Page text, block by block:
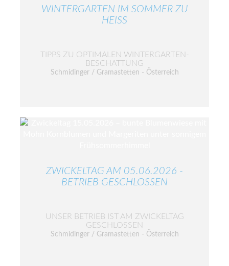
WINTERGARTEN IM SOMMER ZU
HEISS
TIPPS ZU OPTIMALEN WINTERGARTEN-
BESCHATTUNG
Schmidinger / Gramastetten - Österreich
ZWICKELTAG AM 05.06.2026 -
BETRIEB GESCHLOSSEN
UNSER BETRIEB IST AM ZWICKELTAG
GESCHLOSSEN
Schmidinger / Gramastetten - Österreich